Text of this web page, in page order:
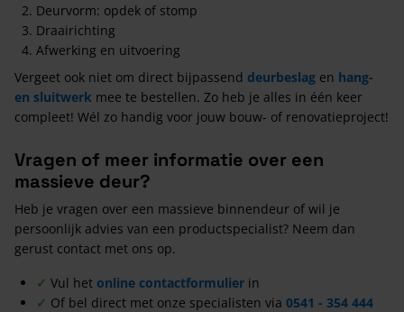
Deurvorm: opdek of stomp
Draairichting
Afwerking en uitvoering
Vergeet ook niet om direct bijpassend deurbeslag en hang-
en sluitwerk mee te bestellen. Zo heb je alles in één keer
compleet! Wél zo handig voor jouw bouw- of renovatieproject!
Vragen of meer informatie over een
massieve deur?
Heb je vragen over een massieve binnendeur of wil je
persoonlijk advies van een productspecialist? Neem dan
gerust contact met ons op.
✓ Vul het online contactformulier in
✓ Of bel direct met onze specialisten via 0541 - 354 444